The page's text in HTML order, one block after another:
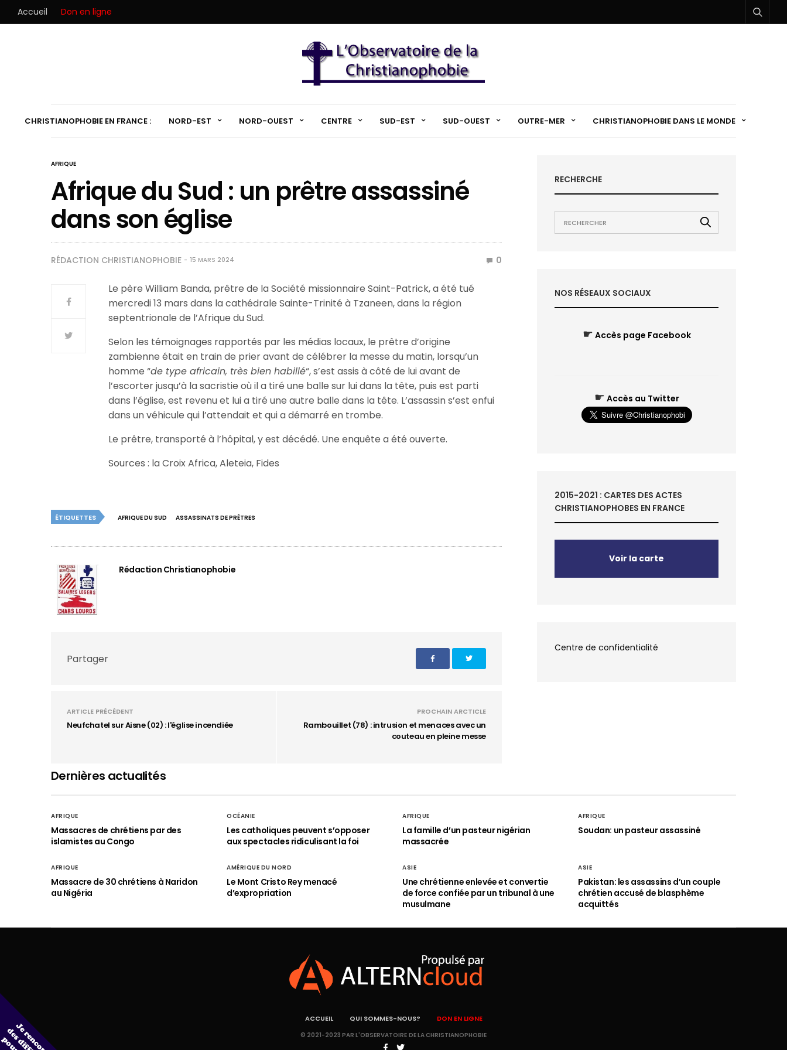
Accueil Don en ligne
CHRISTIANOPHOBIE EN FRANCE : NORD-EST NORD-OUEST CENTRE SUD-EST SUD-OUEST OUTRE-MER CHRISTIANOPHOBIE DANS LE MONDE
AFRIQUE
Afrique du Sud : un prêtre assassiné
dans son église
RÉDACTION CHRISTIANOPHOBIE 15 MARS 2024 0
Le père William Banda, prêtre de la Société missionnaire Saint-Patrick, a été tué
mercredi 13 mars dans la cathédrale Sainte-Trinité à Tzaneen, dans la région
septentrionale de l’Afrique du Sud.
Selon les témoignages rapportés par les médias locaux, le prêtre d’origine
zambienne était en train de prier avant de célébrer la messe du matin, lorsqu’un
homme “de type africain, très bien habillé“, s’est assis à côté de lui avant de
l’escorter jusqu’à la sacristie où il a tiré une balle sur lui dans la tête, puis est parti
dans l’église, est revenu et lui a tiré une autre balle dans la tête. L’assassin s’est enfui
dans un véhicule qui l’attendait et qui a démarré en trombe.
Le prêtre, transporté à l’hôpital, y est décédé. Une enquête a été ouverte.
Sources : la Croix Africa, Aleteia, Fides
ÉTIQUETTES AFRIQUE DU SUD ASSASSINATS DE PRÊTRES
Rédaction Christianophobie
Partager
ARTICLE PRÉCÉDENT
Neufchatel sur Aisne (02) : l'église incendiée
PROCHAIN ARCTICLE
Rambouillet (78) : intrusion et menaces avec un
couteau en pleine messe
RECHERCHE
NOS RÉSEAUX SOCIAUX
☛ Accès page Facebook
☛ Accès au Twitter
2015-2021 : CARTES DES ACTES
CHRISTIANOPHOBES EN FRANCE
Voir la carte
Centre de confidentialité
Dernières actualités
AFRIQUE
Massacres de chrétiens par des
islamistes au Congo
OCÉANIE
Les catholiques peuvent s’opposer
aux spectacles ridiculisant la foi
AFRIQUE
La famille d’un pasteur nigérian
massacrée
AFRIQUE
Soudan: un pasteur assassiné
AFRIQUE
Massacre de 30 chrétiens à Naridon
au Nigéria
AMÉRIQUE DU NORD
Le Mont Cristo Rey menacé
d’expropriation
ASIE
Une chrétienne enlevée et convertie
de force confiée par un tribunal à une
musulmane
ASIE
Pakistan: les assassins d’un couple
chrétien accusé de blasphème
acquittés
ACCUEIL QUI SOMMES-NOUS? DON EN LIGNE
© 2021-2023 PAR L'OBSERVATOIRE DE LA CHRISTIANOPHOBIE